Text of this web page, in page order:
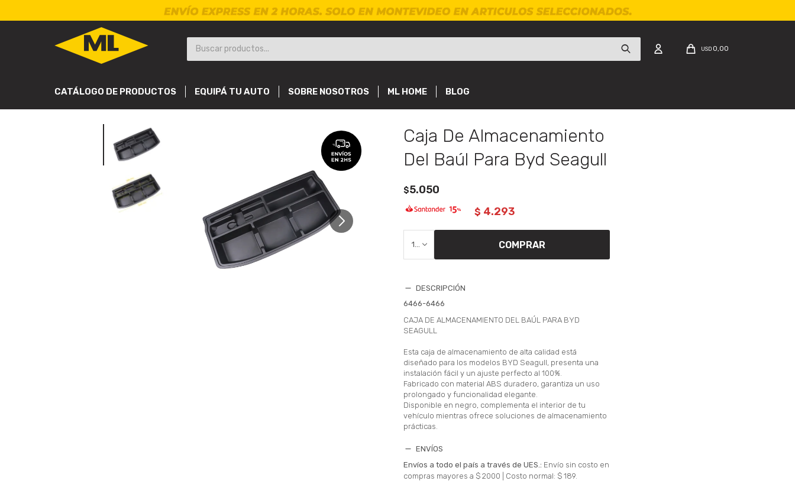
CATÁLOGO DE PRODUCTOS EQUIPÁ TU AUTO SOBRE NOSOTROS ML HOME BLOG
USD 0,00
Caja De Almacenamiento
Del Baúl Para Byd Seagull
$5.050
$ 4.293
COMPRAR
DESCRIPCIÓN
6466-6466
CAJA DE ALMACENAMIENTO DEL BAÚL PARA BYD
SEAGULL
Esta caja de almacenamiento de alta calidad está
diseñado para los modelos BYD Seagull, presenta una
instalación fácil y un ajuste perfecto al 100%.
Fabricado con material ABS duradero, garantiza un uso
prolongado y funcionalidad elegante.
Disponible en negro, complementa el interior de tu
vehículo mientras ofrece soluciones de almacenamiento
prácticas.
ENVÍOS
Envíos a todo el país a través de UES.: Envío sin costo en
compras mayores a $ 2000 | Costo normal: $ 189.